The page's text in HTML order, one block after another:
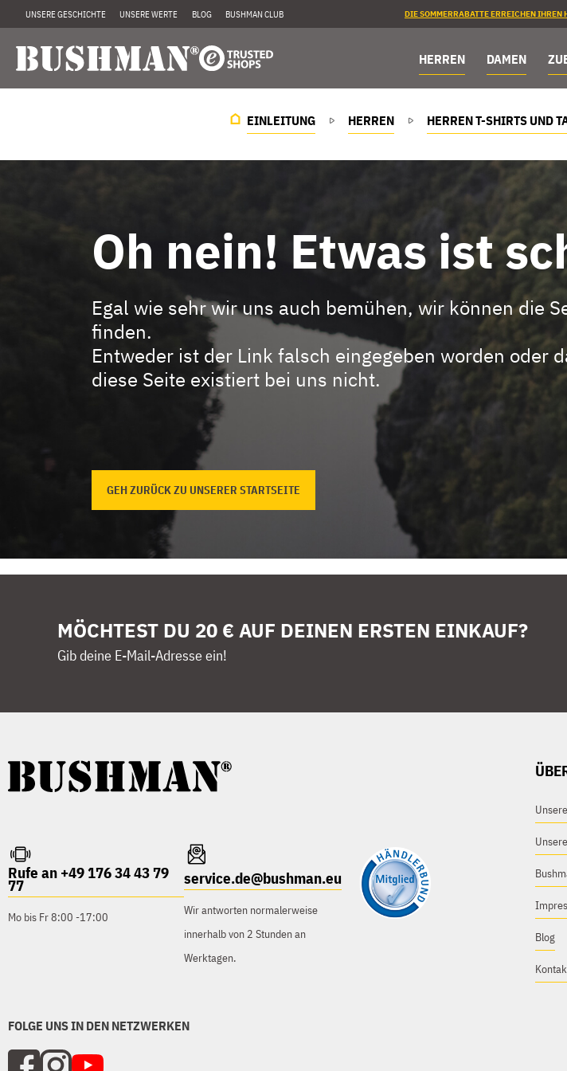
UNSERE GESCHICHTE UNSERE WERTE BLOG BUSHMAN CLUB DIE SOMMERRABATTE ERREICHEN
HERREN DAMEN
EINLEITUNG HERREN HERREN T-SHIRTS UND
Oh nein! Etwas ist
Egal wie sehr wir uns auch bemühen, wir können die
finden.
Entweder ist der Link falsch eingegeben worden oder
diese Seite existiert bei uns nicht.
GEH ZURÜCK ZU UNSERER STARTSEITE
MÖCHTEST DU 20 € AUF DEINEN ERSTEN EINKAUF?
Gib deine E-Mail-Adresse ein!
Rufe an +49 176 34 43 79
77
Mo bis Fr 8:00 -17:00
service.de@bushman.eu
Wir antworten normalerweise
innerhalb von 2 Stunden an
Werktagen.
FOLGE UNS IN DEN NETZWERKEN
Blog